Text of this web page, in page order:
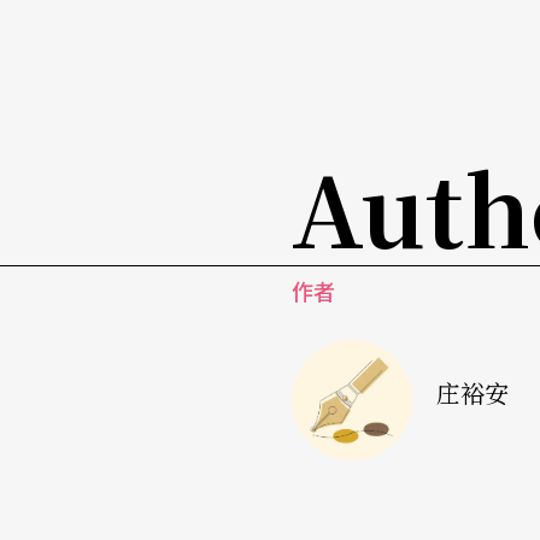
陀》。把契诃夫对人情事故描写的抽空，「回
男形的三姊妹，更是靠近无赖流浪汉法拉德米
剧季」，推出结合两者的《三姊妹等待果陀》
陀》，纵有经过客，于特福斯、天儿大牛与林
陀。为了不让爵士乐死守在非裔美国人圈子，
作者
庄裕安